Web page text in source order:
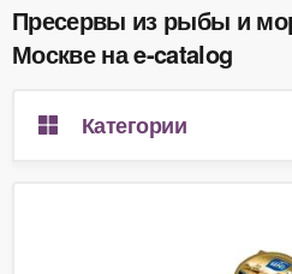
Пресервы из рыбы и
Москве на e-catalog
Категории